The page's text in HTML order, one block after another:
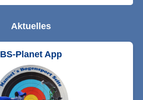
Aktuelles
BS-Planet App